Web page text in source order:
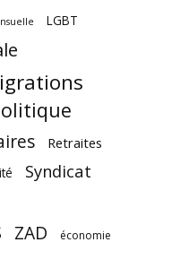
LGBT
Retraites
Syndicat
ZAD économie